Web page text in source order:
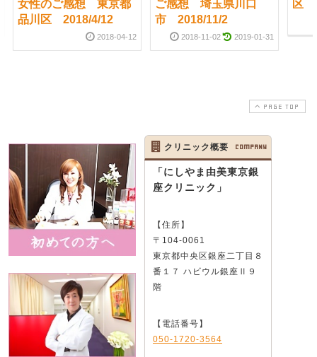
女性のご感想 東京都
品川区 2018/4/12
2018-04-12
ご感想 埼玉県川口
市 2018/11/2
2018-11-02 2019-01-31
区
PAGE TOP
クリニック概要 COMPANY
「にしやま由美東京銀
座クリニック」
【住所】
〒104-0061
東京都中央区銀座二丁目８
番１７ ハビウル銀座Ⅱ９
階
【電話番号】
050-1720-3564